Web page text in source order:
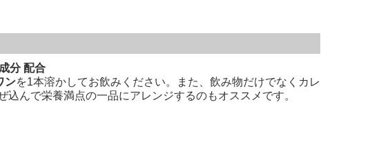
分 配合
ンを1本溶かしてお飲みください。また、飲み物だけでなくカレ
んで栄養満点の一品にアレンジするのもオススメです。